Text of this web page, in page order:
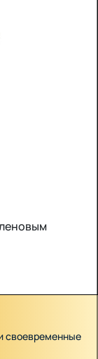
своевременные